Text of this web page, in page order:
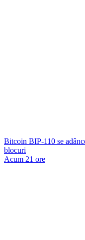
Bitcoin BIP-110 se
blocuri
Acum 21 ore